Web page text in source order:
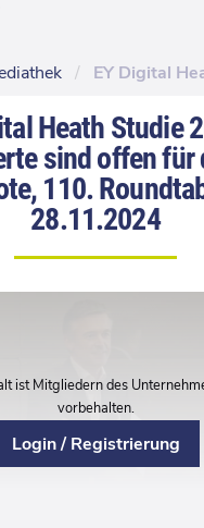
/ EY Digital Heath Studie 2024 – Versicherte sind offen
Heath Studie
sind offen für
110.
28.11.2024
ist Mitgliedern des
vorbehalten.
Login / Registrierung